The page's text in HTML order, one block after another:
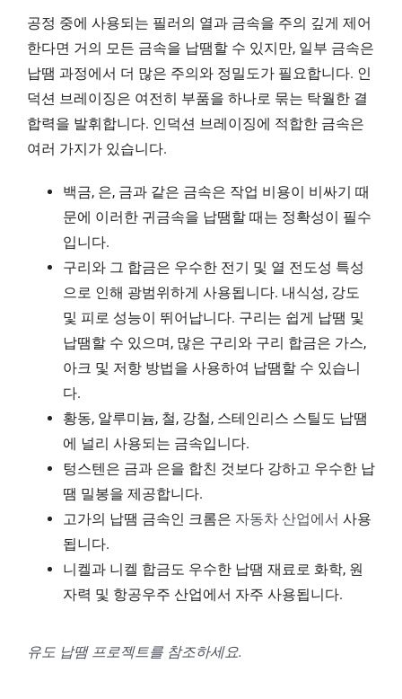
공정 중에 사용되는 필러의 열과 금속을 주의 깊게 제어
한다면 거의 모든 금속을 납땜할 수 있지만, 일부 금속은
납땜 과정에서 더 많은 주의와 정밀도가 필요합니다. 인
덕션 브레이징은 여전히 부품을 하나로 묶는 탁월한 결
합력을 발휘합니다. 인덕션 브레이징에 적합한 금속은
여러 가지가 있습니다.
백금, 은, 금과 같은 금속은 작업 비용이 비싸기 때
문에 이러한 귀금속을 납땜할 때는 정확성이 필수
입니다.
구리와 그 합금은 우수한 전기 및 열 전도성 특성
으로 인해 광범위하게 사용됩니다. 내식성, 강도
및 피로 성능이 뛰어납니다. 구리는 쉽게 납땜 및
납땜할 수 있으며, 많은 구리와 구리 합금은 가스,
아크 및 저항 방법을 사용하여 납땜할 수 있습니
다.
황동, 알루미늄, 철, 강철, 스테인리스 스틸도 납땜
에 널리 사용되는 금속입니다.
텅스텐은 금과 은을 합친 것보다 강하고 우수한 납
땜 밀봉을 제공합니다.
고가의 납땜 금속인 크롬은 자동차 산업에서 사용
됩니다.
니켈과 니켈 합금도 우수한 납땜 재료로 화학, 원
자력 및 항공우주 산업에서 자주 사용됩니다.
유도 납땜 프로젝트를 참조하세요.